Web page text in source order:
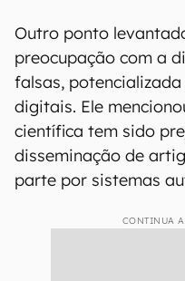
Outro ponto
preocupação com a
falsas,
digitais. Ele
científica tem sido
disseminação de
parte por sistemas
CONTINUA